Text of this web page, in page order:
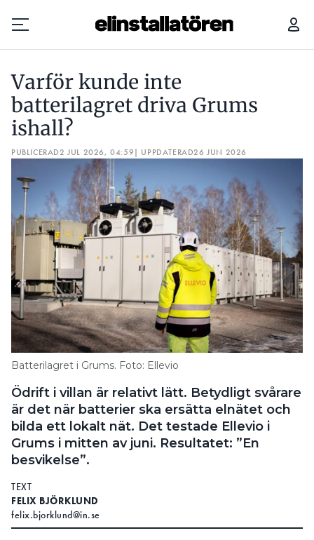
Prenumerera
Hantera prenumeration
Lediga jobb
Annonsera
Läs E-tidningen
Om tidningen
Kontakt
Personuppgifter
Search for:
SEARCH
Varför kunde inte
batterilagret driva Grums
ishall?
PUBLICERAD2 JUL 2026, 04:59| UPPDATERAD26 JUN 2026
Batterilagret i Grums. Foto: Ellevio
Ödrift i villan är relativt lätt. Betydligt svårare
är det när batterier ska ersätta elnätet och
bilda ett lokalt nät. Det testade Ellevio i
Grums i mitten av juni. Resultatet: ”En
besvikelse”.
TEXT
FELIX BJÖRKLUND
felix.bjorklund@in.se